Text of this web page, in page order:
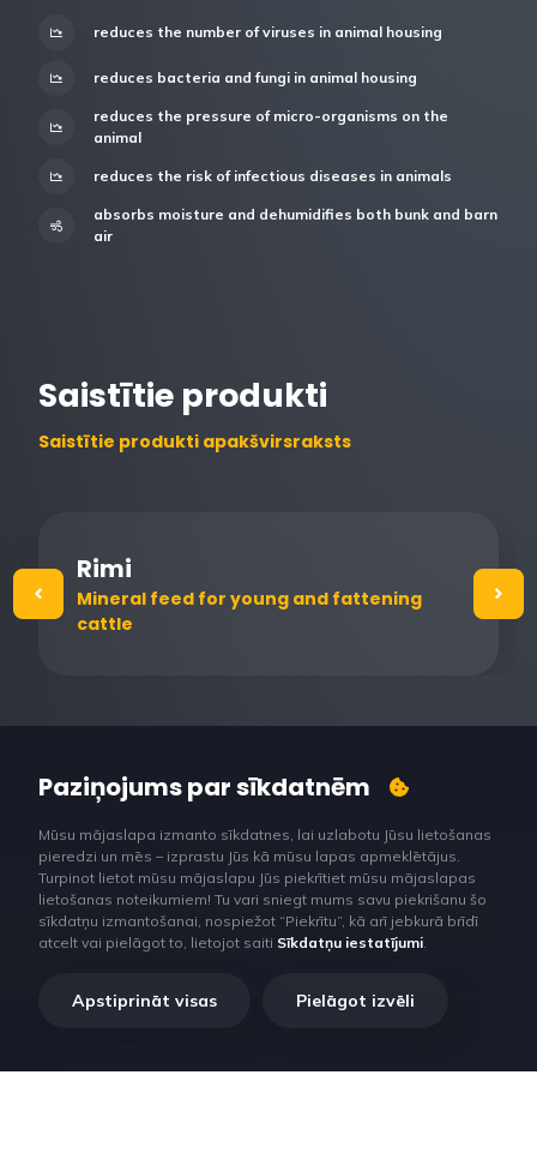
reduces the number of viruses in animal housing
reduces bacteria and fungi in animal housing
reduces the pressure of micro-organisms on the
animal
reduces the risk of infectious diseases in animals
absorbs moisture and dehumidifies both bunk and barn
air
Saistītie produkti
Saistītie produkti apakšvirsraksts
Rimi
Mineral feed for young and fattening
cattle
Paziņojums par sīkdatnēm
Mūsu mājaslapa izmanto sīkdatnes, lai uzlabotu Jūsu lietošanas
pieredzi un mēs – izprastu Jūs kā mūsu lapas apmeklētājus.
Turpinot lietot mūsu mājaslapu Jūs piekrītiet mūsu mājaslapas
lietošanas noteikumiem! Tu vari sniegt mums savu piekrišanu šo
sīkdatņu izmantošanai, nospiežot “Piekrītu”, kā arī jebkurā brīdī
atcelt vai pielāgot to, lietojot saiti Sīkdatņu iestatījumi.
Apstiprināt visas Pielāgot izvēli